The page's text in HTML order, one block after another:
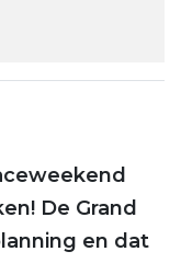
De Grand
en dat